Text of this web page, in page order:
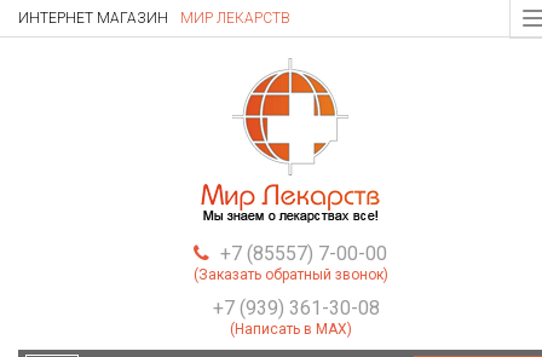
ИНТЕРНЕТ МАГАЗИН МИР ЛЕКАРСТВ
+7 (85557) 7-00-00
(Заказать обратный звонок)
+7 (939) 361-30-08
(Написать в MAX)